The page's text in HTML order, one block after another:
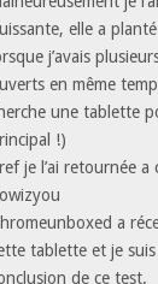
acheté cette
chez gowizyou
a mes
10
robuste pour la
enfants…)
je
elle a